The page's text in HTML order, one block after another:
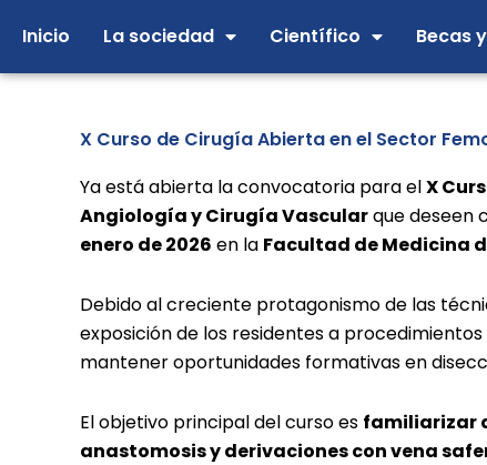
contenido
Inicio La sociedad Científico Becas
X Curso de Cirugía Abierta en el Sector
Ya está abierta la convocatoria para elX
Angiología y Cirugía Vascularque deseen
enero de 2026 en la Facultad de Medicina
Debido al creciente protagonismo de las
exposición de los residentes a
mantener oportunidades formativas en
El objetivo principal del curso es familiarizar
anastomosis y derivaciones con vena